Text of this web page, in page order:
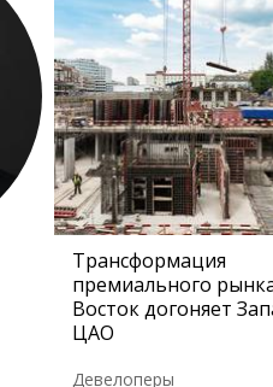
Трансформация
премиального
Восток догоняет
ЦАО
Девелоперы